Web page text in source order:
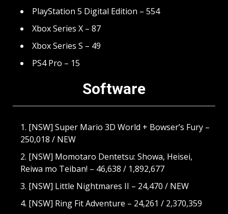
PlayStation 5 Digital Edition – 554
Xbox Series X – 87
Xbox Series S – 49
PS4 Pro – 15
Software
[NSW] Super Mario 3D World + Bowser’s Fury –
250,018 / NEW
[NSW] Momotaro Dentetsu: Showa, Heisei,
Reiwa mo Teiban! – 46,638 / 1,892,677
[NSW] Little Nightmares II – 24,470 / NEW
[NSW] Ring Fit Adventure – 24,261 / 2,370,359